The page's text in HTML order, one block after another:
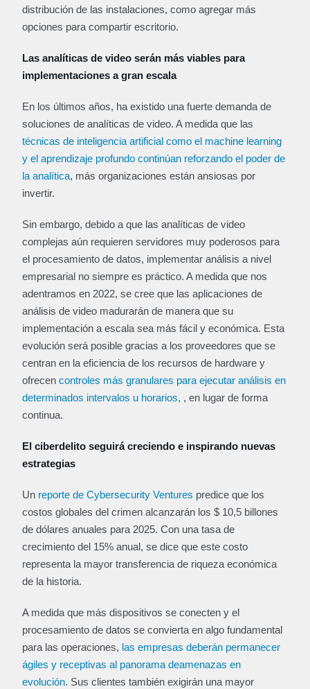
distribución de las instalaciones, como agregar más
opciones para compartir escritorio.
Las analíticas de video serán más viables para
implementaciones a gran escala
En los últimos años, ha existido una fuerte demanda de
soluciones de analíticas de video. A medida que las
técnicas de inteligencia artificial como el machine learning
y el aprendizaje profundo continúan reforzando el poder de
la analítica, más organizaciones están ansiosas por
invertir.
Sin embargo, debido a que las analíticas de video
complejas aún requieren servidores muy poderosos para
el procesamiento de datos, implementar análisis a nivel
empresarial no siempre es práctico. A medida que nos
adentramos en 2022, se cree que las aplicaciones de
análisis de video madurarán de manera que su
implementación a escala sea más fácil y económica. Esta
evolución será posible gracias a los proveedores que se
centran en la eficiencia de los recursos de hardware y
ofrecen controles más granulares para ejecutar análisis en
determinados intervalos u horarios, , en lugar de forma
continua.
El ciberdelito seguirá creciendo e inspirando nuevas
estrategias
Un reporte de Cybersecurity Ventures predice que los
costos globales del crimen alcanzarán los $ 10,5 billones
de dólares anuales para 2025. Con una tasa de
crecimiento del 15% anual, se dice que este costo
representa la mayor transferencia de riqueza económica
de la historia.
A medida que más dispositivos se conecten y el
procesamiento de datos se convierta en algo fundamental
para las operaciones, las empresas deberán permanecer
ágiles y receptivas al panorama deamenazas en
evolución. Sus clientes también exigirán una mayor